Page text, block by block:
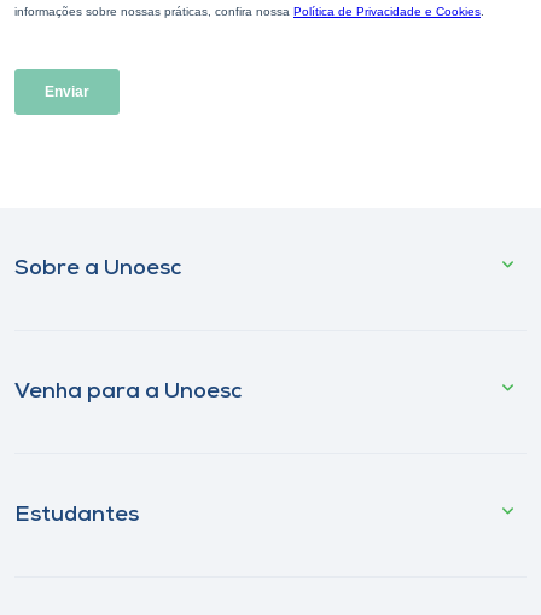
Sobre a Unoesc
Venha para a Unoesc
Estudantes